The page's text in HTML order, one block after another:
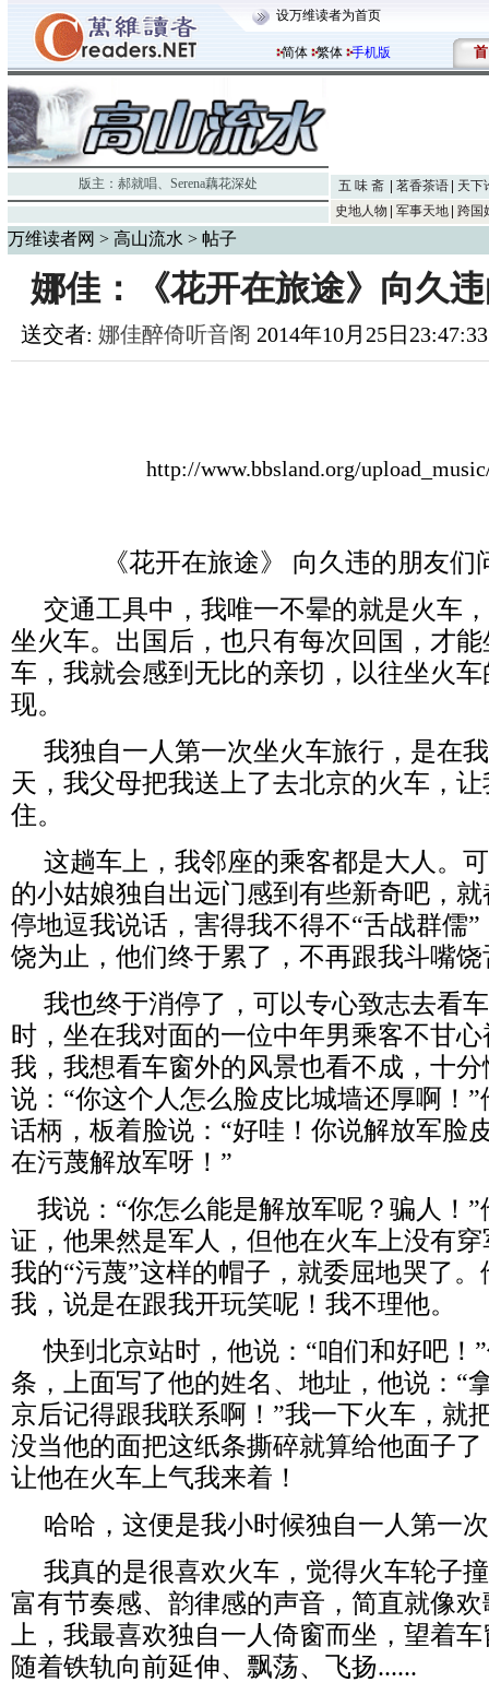
设万维读者为首页
简体 繁体 手机版 首
版主： 郝就唱、 Serena藕花深处 五 味 斋 茗香茶语
天下
史地人物
军事天地 跨国
万维读者网 > 高山流水 > 帖子
娜佳：《花开在旅途》向久
送交者: 娜佳醉倚听音阁 2014年10月25日
http://www.bbsland.org/
《花开在旅途》 向久违的朋友们
交通工具中，我唯一不晕的就是火车
坐火车。出国后，也只有每次回国，才
车，我就会感到无比的亲切，以往坐火
现。
我独自一人第一次坐火车旅行，是在
天，我父母把我送上了去北京的火车，
住。
这趟车上，我邻座的乘客都是大人。
的小姑娘独自出远门感到有些新奇吧，
停地逗我说话，害得我不得不“舌战群儒
饶为止，他们终于累了，不再跟我斗嘴
我也终于消停了，可以专心致志去看
时，坐在我对面的一位中年男乘客不甘
我，我想看车窗外的风景也看不成，十
说：“你这个人怎么脸皮比城墙还厚啊！
话柄，板着脸说：“好哇！你说解放军脸
在污蔑解放军呀！”
我说：“你怎么能是解放军呢？骗人！”
证，他果然是军人，但他在火车上没有
我的“污蔑”这样的帽子，就委屈地哭了
我，说是在跟我开玩笑呢！我不理他。
快到北京站时，他说：“咱们和好吧！
条，上面写了他的姓名、地址，他说：“
京后记得跟我联系啊！”我一下火车，就
没当他的面把这纸条撕碎就算给他面子
让他在火车上气我来着！
哈哈，这便是我小时候独自一人第一
我真的是很喜欢火车，觉得火车轮子
富有节奏感、韵律感的声音，简直就像
上，我最喜欢独自一人倚窗而坐，望着
随着铁轨向前延伸、飘荡、飞扬......